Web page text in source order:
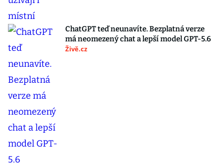
ChatGPT teď neunavíte. Bezplatná verze
má neomezený chat a lepší model GPT-5.6
Živě.cz